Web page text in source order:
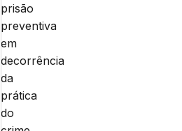
prisão
preventiva
em
decorrência
da
prática
do